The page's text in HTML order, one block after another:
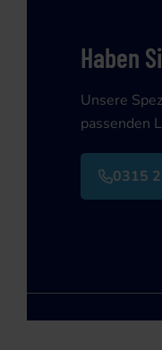
Haben
Unsere
passenden
0315